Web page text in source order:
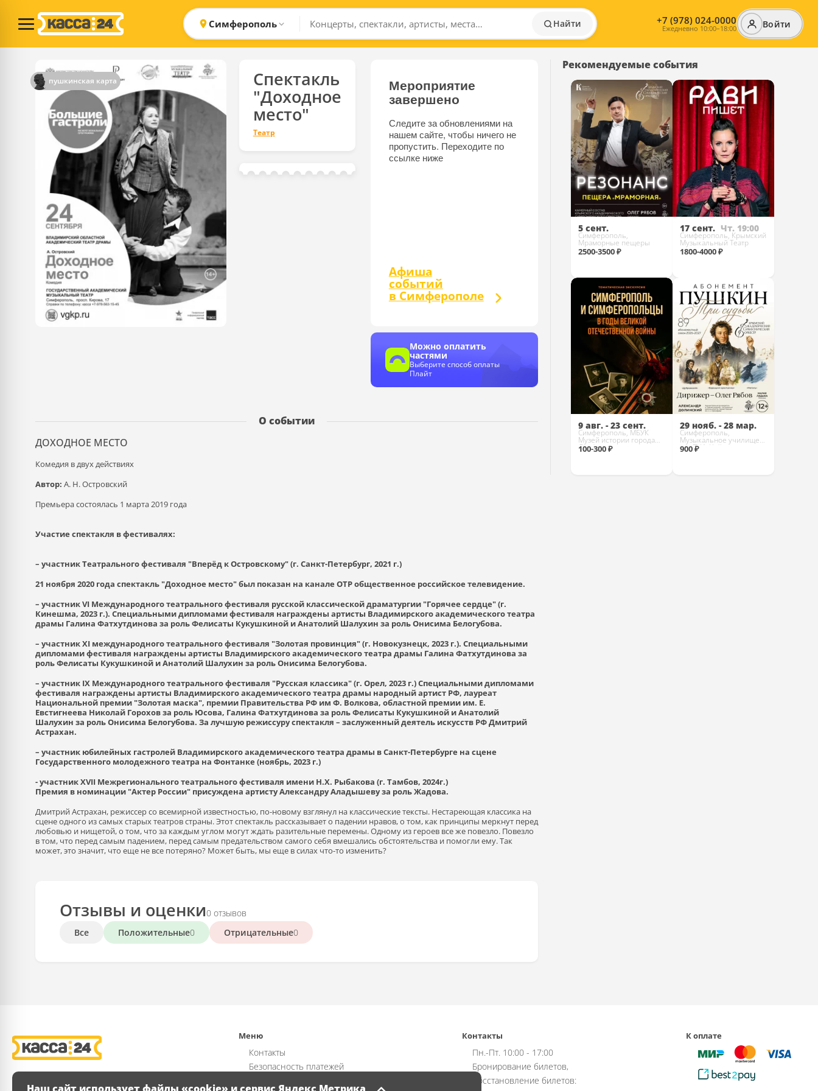
Симферополь Найти +7 (978) 024-0000
Ежедневно 10:00–18:00 Войти
пушкинская карта Спектакль
"Доходное
место"
Театр
Мероприятие
завершено
Следите за обновлениями на
нашем сайте, чтобы ничего не
пропустить. Переходите по
ссылке ниже
Афиша
событий
в Симферополе
Можно оплатить
частями
Выберите способ оплаты
Плайт
О событии
ДОХОДНОЕ МЕСТО
Комедия в двух действиях
Автор: А. Н. Островский
Премьера состоялась 1 марта 2019 года
Участие спектакля в фестивалях:
– участник Театрального фестиваля "Вперёд к Островскому" (г. Санкт-Петербург, 2021 г.)
21 ноября 2020 года спектакль "Доходное место" был показан на канале ОТР общественное российское телевидение.
– участник VI Международного театрального фестиваля русской классической драматургии "Горячее сердце" (г.
Кинешма, 2023 г.). Cпециальными дипломами фестиваля награждены артисты Владимирского академического театра
драмы Галина Фатхутдинова за роль Фелисаты Кукушкиной и Анатолий Шалухин за роль Онисима Белогубова.
– участник ХI международного театрального фестиваля "Золотая провинция" (г. Новокузнецк, 2023 г.). Cпециальными
дипломами фестиваля награждены артисты Владимирского академического театра драмы Галина Фатхутдинова за
роль Фелисаты Кукушкиной и Анатолий Шалухин за роль Онисима Белогубова.
– участник IX Международного театрального фестиваля "Русская классика" (г. Орел, 2023 г.) Специальными дипломами
фестиваля награждены артисты Владимирского академического театра драмы народный артист РФ, лауреат
Национальной премии "Золотая маска", премии Правительства РФ им Ф. Волкова, областной премии им. Е.
Евстигнеева Николай Горохов за роль Юсова, Галина Фатхутдинова за роль Фелисаты Кукушкиной и Анатолий
Шалухин за роль Онисима Белогубова. За лучшую режиссуру спектакля – заслуженный деятель искусств РФ Дмитрий
Астрахан.
– участник юбилейных гастролей Владимирского академического театра драмы в Санкт-Петербурге на сцене
Государственного молодежного театра на Фонтанке (ноябрь, 2023 г.)
- участник XVII Межрегионального театрального фестиваля имени Н.Х. Рыбакова (г. Тамбов, 2024г.)
Премия в номинации "Актер России" присуждена артисту Александру Аладышеву за роль Жадова.
Дмитрий Астрахан, режиссер со всемирной известностью, по-новому взглянул на классические тексты. Нестареющая классика на
сцене одного из самых старых театров страны. Этот спектакль рассказывает о падении нравов, о том, как принципы меркнут перед
любовью и нищетой, о том, что за каждым углом могут ждать разительные перемены. Одному из героев все же повезло. Повезло
в том, что перед самым падением, перед самым предательством самого себя вмешались обстоятельства и помогли ему. Так
может, это значит, что еще не все потеряно? Может быть, мы еще в силах что-то изменить?
Отзывы и оценки0 отзывов
Все
Положительные0 Отрицательные0
Рекомендуемые события
5 сент.
Симферополь,
Мраморные пещеры
2500-3500 ₽
Купить
17 сент. Чт. 19:00
Симферополь, Крымский
Музыкальный Театр
1800-4000 ₽
Купить
9 авг. - 23 сент.
Симферополь, МБУК
Музей истории города
Симферополя
100-300 ₽
29 нояб. - 28 мар.
Симферополь,
Музыкальное училище
им. П.И. Чайковского
900 ₽
Меню
Контакты
Безопасность платежей
Контакты
Пн.-Пт. 10:00 - 17:00
Бронирование билетов,
Восстановление билетов:
К оплате